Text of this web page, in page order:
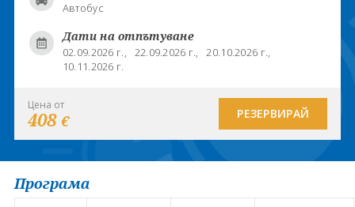
Автобус
Дати на отпътуване
02.09.2026 г., 22.09.2026 г.,20.10.2026 г.,
10.11.2026 г.
РЕЗЕРВИРАЙ
Цена от
408 €
Програма